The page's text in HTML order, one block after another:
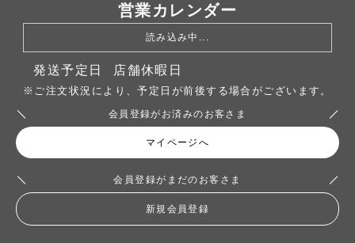
営業カレンダー
読み込み中...
発送予定日 店舗休暇日
※ご注文状況により、予定日が前後する場合がございます。
会員登録がお済みのお客さま
マイページへ
会員登録がまだのお客さま
新規会員登録